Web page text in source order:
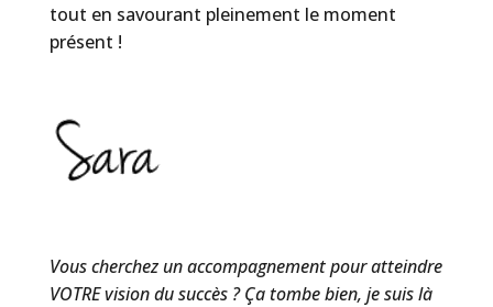
tout en savourant pleinement le moment
présent !
Vous cherchez un accompagnement pour atteindre
VOTRE vision du succès ? Ça tombe bien, je suis là